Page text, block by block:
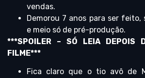
vendas.
Demorou 7 anos para ser feito,
e meio só de pré-produção.
***SPOILER – SÓ LEIA DEPOIS
FILME***
Fica claro que o tio avô de